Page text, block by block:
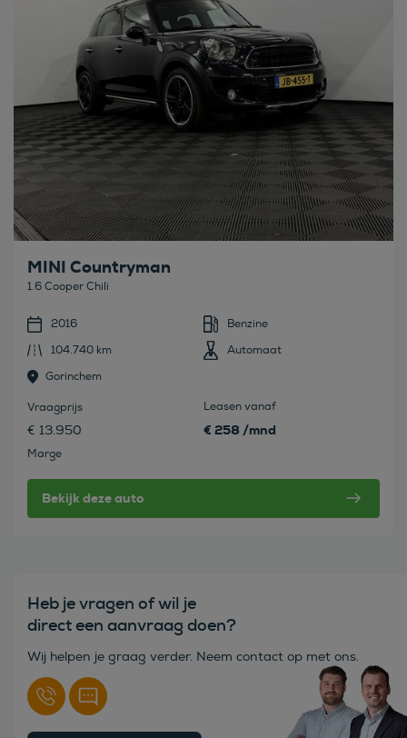
MINI Countryman
1.6 Cooper Chili
2016
Benzine
104.740 km
Automaat
Gorinchem
Vraagprijs
€ 13.950
Marge
Leasen vanaf
€ 258 /mnd
Bekijk deze auto
Heb je vragen of wil je
direct een aanvraag doen?
Wij helpen je graag verder. Neem contact op met ons.